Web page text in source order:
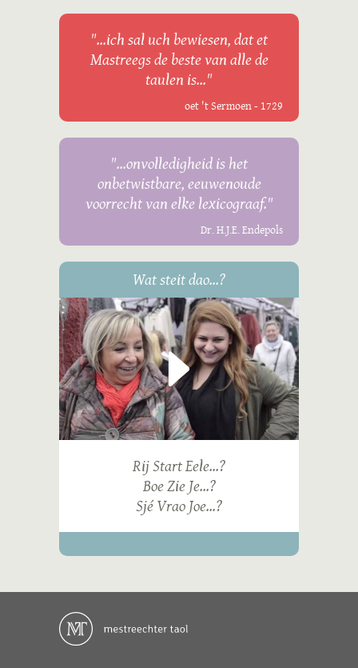
"...ich sal uch bewiesen, dat et
Mastreegs de beste van alle de
taulen is..."
oet 't Sermoen - 1729
"...onvolledigheid is het
onbetwistbare, eeuwenoude
voorrecht van elke lexicograaf."
Dr. H.J.E. Endepols
Wat steit dao...?
Rij Start Eele...?
Boe Zie Je...?
Sjé Vrao Joe...?